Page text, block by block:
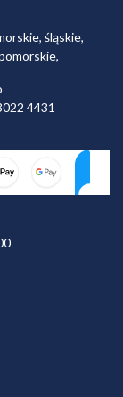
śląskie,
4431